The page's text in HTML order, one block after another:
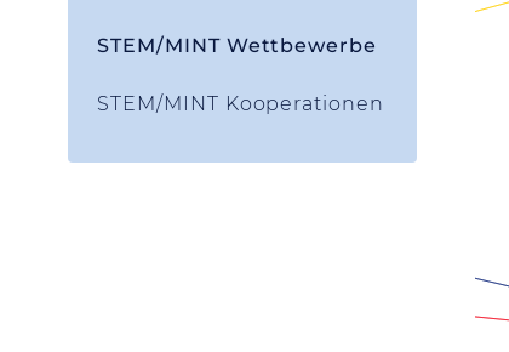
STEM/MINT Wettbewerbe
STEM/MINT Kooperationen